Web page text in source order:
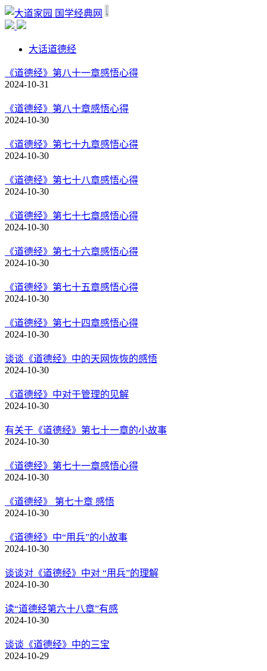
国学经典网
大话道德经
《道德经》第八十一章感悟心得
2024-10-31
《道德经》第八十章感悟心得
2024-10-30
《道德经》第七十九章感悟心得
2024-10-30
《道德经》第七十八章感悟心得
2024-10-30
《道德经》第七十七章感悟心得
2024-10-30
《道德经》第七十六章感悟心得
2024-10-30
《道德经》第七十五章感悟心得
2024-10-30
《道德经》第七十四章感悟心得
2024-10-30
谈谈《道德经》中的天网恢恢的感悟
2024-10-30
《道德经》中对于管理的见解
2024-10-30
有关于《道德经》第七十一章的小故事
2024-10-30
《道德经》第七十一章感悟心得
2024-10-30
《道德经》 第七十章 感悟
2024-10-30
《道德经》中“用兵”的小故事
2024-10-30
谈谈对《道德经》中对 “用兵”的理解
2024-10-30
读“道德经第六十八章”有感
2024-10-30
谈谈《道德经》中的三宝
2024-10-29